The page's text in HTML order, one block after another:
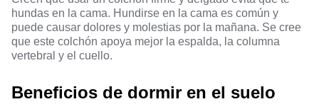
hundas en la cama. Hundirse en la cama es común y
puede causar dolores y molestias por la mañana. Se cree
que este colchón apoya mejor la espalda, la columna
vertebral y el cuello.
Beneficios de dormir en el suelo